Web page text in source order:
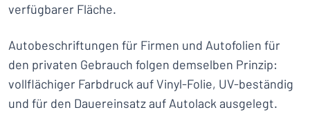
verfügbarer Fläche.
Autobeschriftungen für Firmen und Autofolien für
den privaten Gebrauch folgen demselben Prinzip:
vollflächiger Farbdruck auf Vinyl-Folie, UV-beständig
und für den Dauereinsatz auf Autolack ausgelegt.